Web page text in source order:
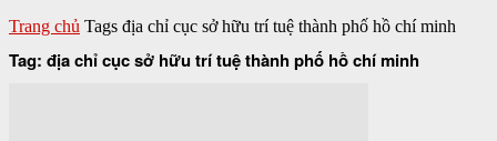
Trang chủ Tags địa chỉ cục sở hữu trí tuệ thành phố hồ chí minh
Tag: địa chỉ cục sở hữu trí tuệ thành phố hồ chí minh